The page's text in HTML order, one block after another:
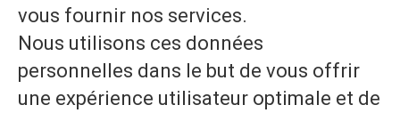
vous fournir nos services.
Nous utilisons ces données
personnelles dans le but de vous offrir
une expérience utilisateur optimale et de